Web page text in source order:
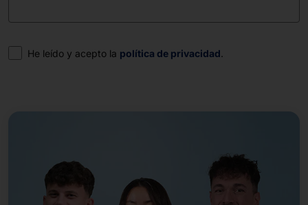
Consentimiento
He leído y acepto la política de privacidad.